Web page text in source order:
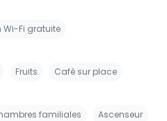
Wi-Fi gratuite
Fruits Café sur place
familiales Ascenseur